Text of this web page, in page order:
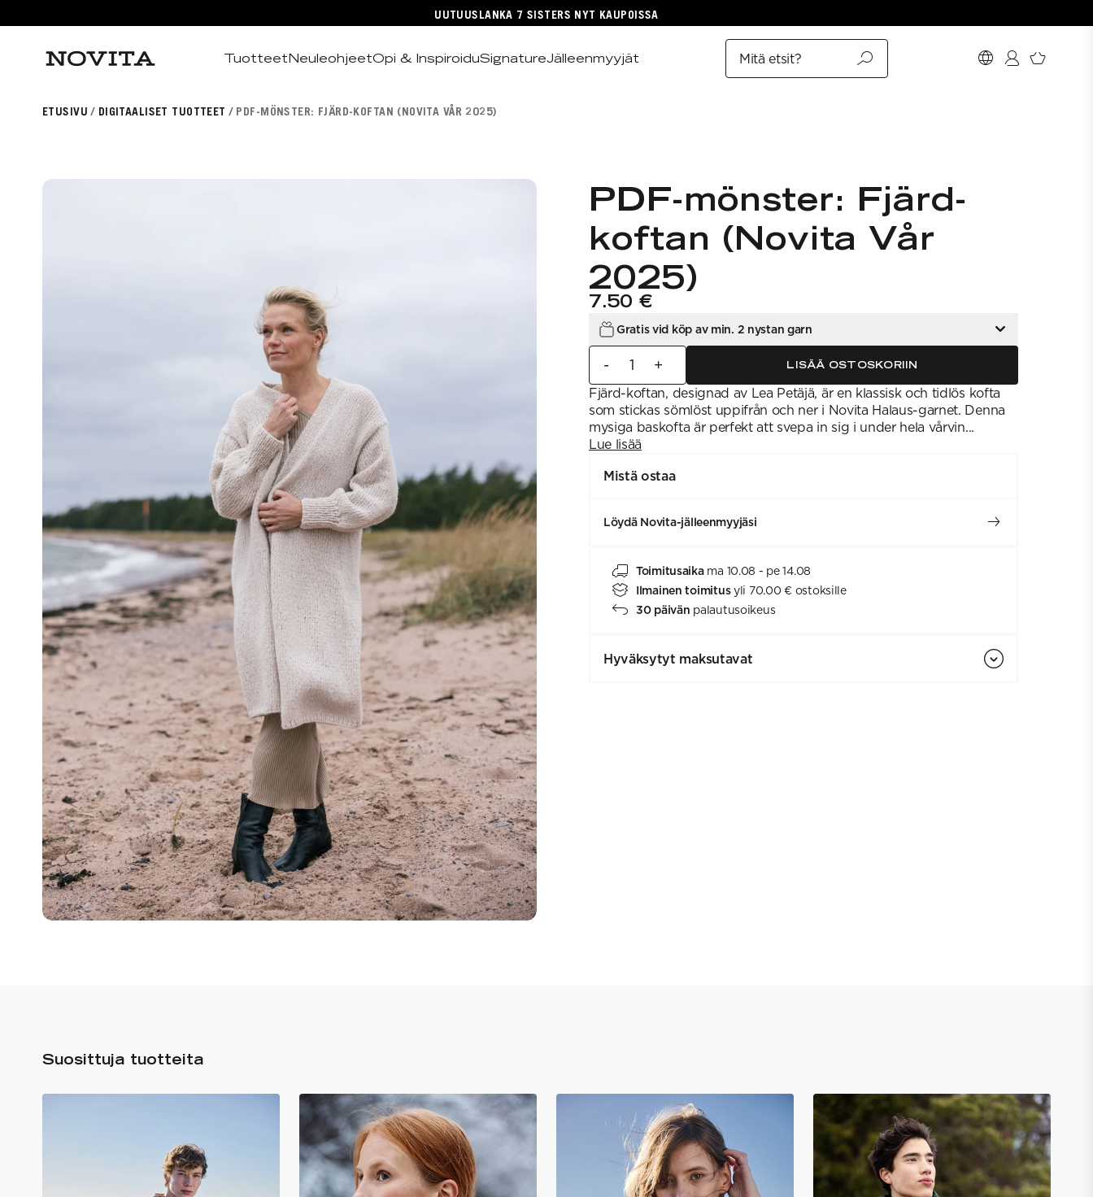
UUTUUSLANKA 7 SISTERS NYT KAUPOISSA
TuotteetNeuleohjeetOpi & InspiroiduSignatureJälleenmyyjät Mitä etsit?
ETUSIVU DIGITAALISET TUOTTEET PDF-MÖNSTER: FJÄRD-KOFTAN (NOVITA VÅR 2025)
PDF-mönster: Fjärd-
koftan (Novita Vår
2025)
7.50 €
Gratis vid köp av min. 2 nystan garn
- + LISÄÄ OSTOSKORIIN
Fjärd-koftan, designad av Lea Petäjä, är en klassisk och tidlös kofta
som stickas sömlöst uppifrån och ner i Novita Halaus-garnet. Denna
mysiga baskofta är perfekt att svepa in sig i under hela vårvin...
Lue lisää
Mistä ostaa
Löydä Novita-jälleenmyyjäsi
Toimitusaika ma 10.08 - pe 14.08
Ilmainen toimitus yli 70.00 € ostoksille
30 päivän palautusoikeus
Hyväksytyt maksutavat
Suosittuja tuotteita